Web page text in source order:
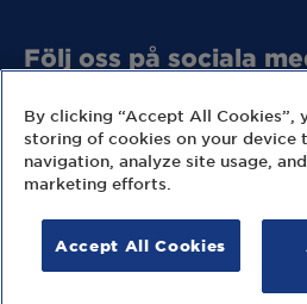
Följ oss på sociala
© 2026 MECA Sweden AB
By clicking “Accept All Cookies”,
storing of cookies on your device
navigation, analyze site usage,
marketing efforts.
Accept All Cookies